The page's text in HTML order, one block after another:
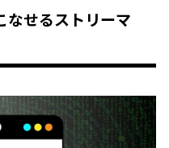
なせるストリーマ